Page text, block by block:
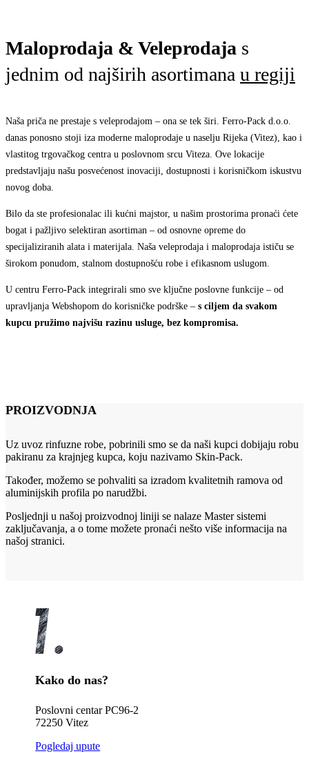
Maloprodaja & Veleprodaja s
jednim od najširih asortimana u regiji
Naša priča ne prestaje s veleprodajom – ona se tek širi. Ferro-Pack d.o.o.
danas ponosno stoji iza moderne maloprodaje u naselju Rijeka (Vitez), kao i
vlastitog trgovačkog centra u poslovnom srcu Viteza. Ove lokacije
predstavljaju našu posvećenost inovaciji, dostupnosti i korisničkom iskustvu
novog doba.
Bilo da ste profesionalac ili kućni majstor, u našim prostorima pronaći ćete
bogat i pažljivo selektiran asortiman – od osnovne opreme do
specijaliziranih alata i materijala. Naša veleprodaja i maloprodaja ističu se
širokom ponudom, stalnom dostupnošću robe i efikasnom uslugom.
U centru Ferro-Pack integrirali smo sve ključne poslovne funkcije – od
upravljanja Webshopom do korisničke podrške – s ciljem da svakom
kupcu pružimo najvišu razinu usluge, bez kompromisa.
PROIZVODNJA
Uz uvoz rinfuzne robe, pobrinili smo se da naši kupci dobijaju robu
pakiranu za krajnjeg kupca, koju nazivamo Skin-Pack.
Također, možemo se pohvaliti sa izradom kvalitetnih ramova od
aluminijskih profila po narudžbi.
Posljednji u našoj proizvodnoj liniji se nalaze Master sistemi
zaključavanja, a o tome možete pronaći nešto više informacija na
našoj stranici.
Kako do nas?
Poslovni centar PC96-2
72250 Vitez
Pogledaj upute